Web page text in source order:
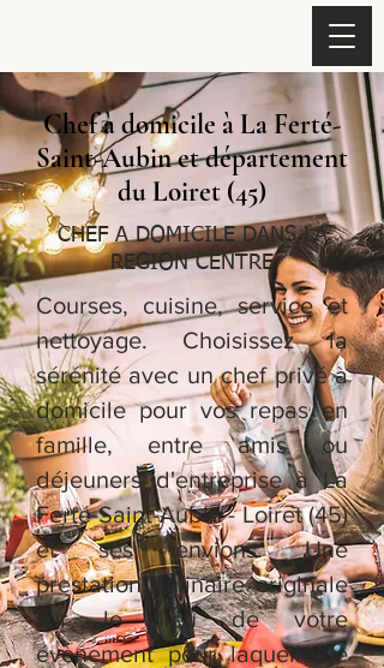
Chef à domicile à La Ferté-
Saint-Aubin et département
du Loiret (45)
CHEF A DOMICILE DANS LA
REGION CENTRE
Courses, cuisine, service et
nettoyage. Choisissez la
sérénité avec un chef privé à
domicile pour vos repas en
famille, entre amis ou
déjeuners d'entreprise à La
Ferté-Saint-Aubin - Loiret (45)
et ses envions. Une
prestation culinaire originale
sur le lieu de votre
évènement pour laquelle je